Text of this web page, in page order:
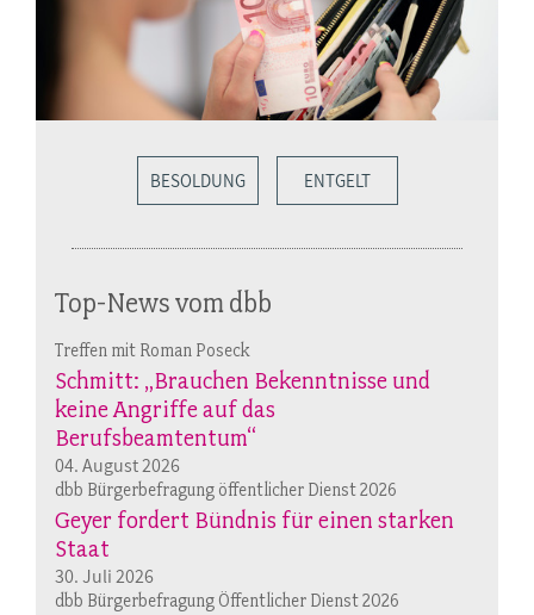
BESOLDUNG ENTGELT
Top-News vom dbb
Treffen mit Roman Poseck
Schmitt: „Brauchen Bekenntnisse und
keine Angriffe auf das
Berufsbeamtentum“
04. August 2026
dbb Bürgerbefragung öffentlicher Dienst 2026
Geyer fordert Bündnis für einen starken
Staat
30. Juli 2026
dbb Bürgerbefragung Öffentlicher Dienst 2026